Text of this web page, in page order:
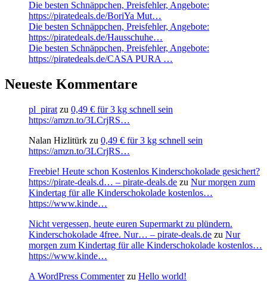
Die besten Schnäppchen, Preisfehler, Angebote:
https://piratedeals.de/BoriYa Mut…
Die besten Schnäppchen, Preisfehler, Angebote:
https://piratedeals.de/Hausschuhe…
Die besten Schnäppchen, Preisfehler, Angebote:
https://piratedeals.de/CASA PURA …
Neueste Kommentare
pl_pirat zu 0,49 € für 3 kg schnell sein
https://amzn.to/3LCrjRS…
Nalan Hizlitürk zu 0,49 € für 3 kg schnell sein
https://amzn.to/3LCrjRS…
Freebie! Heute schon Kostenlos Kinderschokolade gesichert?
https://pirate-deals.d… – pirate-deals.de zu Nur morgen zum
Kindertag für alle Kinderschokolade kostenlos…
https://www.kinde…
Nicht vergessen, heute euren Supermarkt zu plündern.
Kinderschokolade 4free. Nur… – pirate-deals.de zu Nur
morgen zum Kindertag für alle Kinderschokolade kostenlos…
https://www.kinde…
A WordPress Commenterzu Hello world!